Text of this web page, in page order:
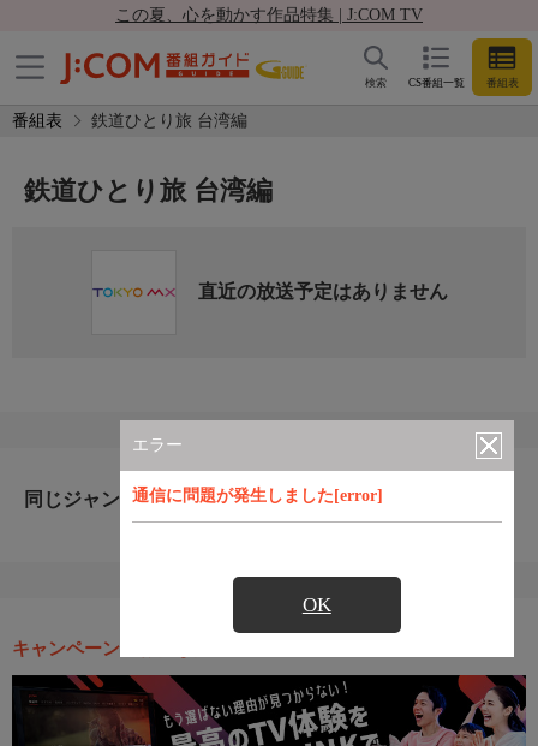
この夏、心を動かす作品特集 | J:COM TV
CS番組一覧 番組表
検索
番組表 鉄道ひとり旅 台湾編
エラー
通信に問題が発生しました[error]
OK
鉄道ひとり旅 台湾編
直近の放送予定はありません
同じジャンルのおすすめ番組
キャンペーン・お得な情報